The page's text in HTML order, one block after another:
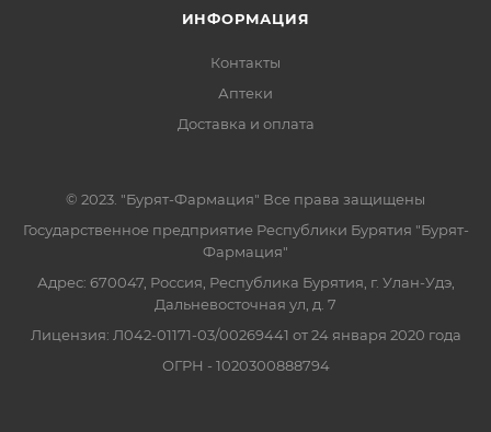
ИНФОРМАЦИЯ
Контакты
Аптеки
Доставка и оплата
© 2023. "Бурят-Фармация" Все права защищены
Государственное предприятие Республики Бурятия "Бурят-
Фармация"
Адрес: 670047, Россия, Республика Бурятия, г. Улан-Удэ,
Дальневосточная ул, д. 7
Лицензия: Л042-01171-03/00269441 от 24 января 2020 года
ОГРН - 1020300888794